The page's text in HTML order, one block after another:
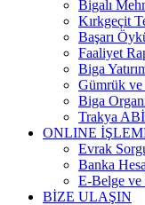
Bigalı
Kırkgeçit
Başarı
Faaliyet
Biga
Gümrük
Biga
Trakya
ONLINE
Evrak
Banka
E-Belge
BİZE ULAŞIN